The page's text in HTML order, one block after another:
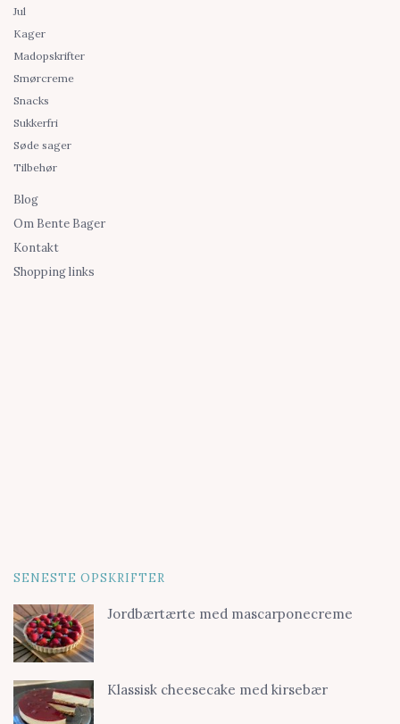
Jul
Kager
Madopskrifter
Smørcreme
Snacks
Sukkerfri
Søde sager
Tilbehør
Blog
Om Bente Bager
Kontakt
Shopping links
SENESTE OPSKRIFTER
Jordbærtærte med mascarponecreme
Klassisk cheesecake med kirsebær